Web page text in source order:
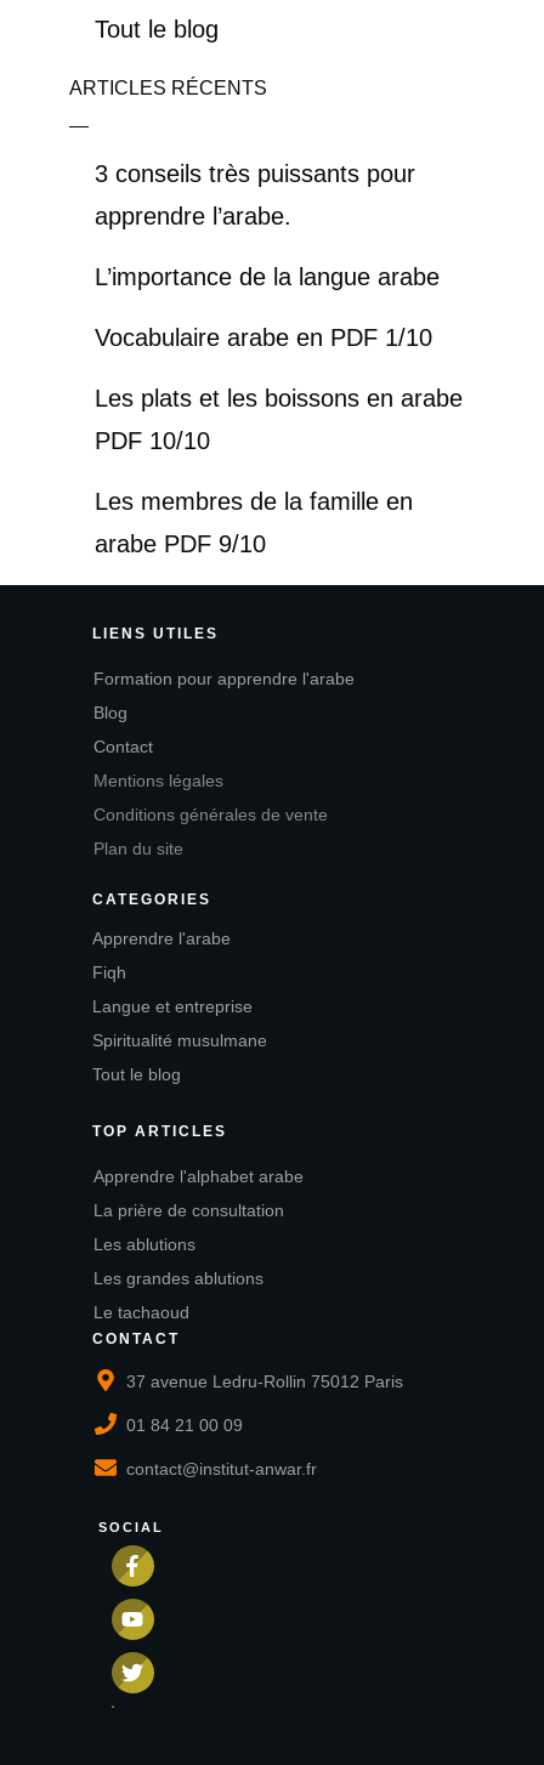
Tout le blog
ARTICLES RÉCENTS
3 conseils très puissants pour
apprendre l’arabe.
L’importance de la langue arabe
Vocabulaire arabe en PDF 1/10
Les plats et les boissons en arabe
PDF 10/10
Les membres de la famille en
arabe PDF 9/10
LIENS UTILES
Formation pour apprendre l'arabe
Blog
Contact
Mentions légales
Conditions générales de vente
Plan du site
CATEGORIES
Apprendre l'arabe
Fiqh
Langue et entreprise
Spiritualité musulmane
Tout le blog
TOP ARTICLES
Apprendre l'alphabet arabe
La prière de consultation
Les ablutions
Les grandes ablutions
Le tachaoud
CONTACT
37 avenue Ledru-Rollin 75012 Paris
01 84 21 00 09
contact@institut-anwar.fr
SOCIAL